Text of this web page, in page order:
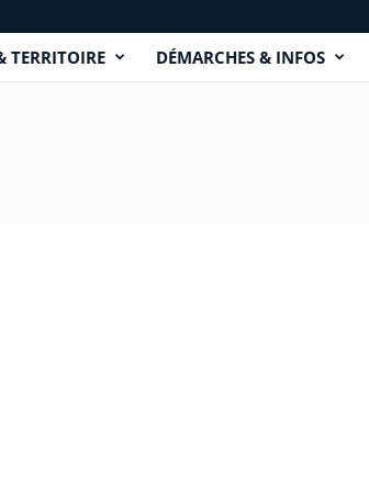
TERRITOIRE DÉMARCHES & INFOS